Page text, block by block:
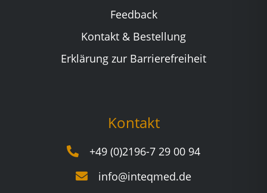
Feedback
Kontakt & Bestellung
Erklärung zur Barrierefreiheit
Kontakt
+49 (0)2196-7 29 00 94
info@inteqmed.de